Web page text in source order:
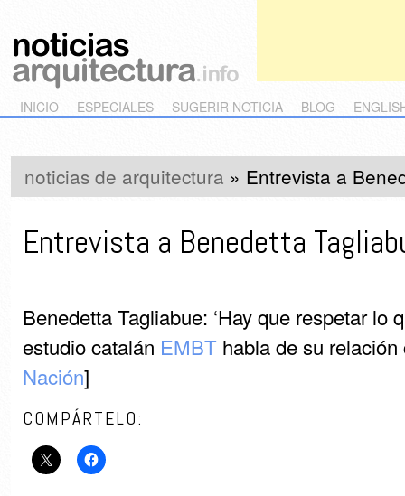
Main menu
Skip to primary content
Skip to secondary content
INICIO ESPECIALES SUGERIR NOTICIA BLOG
noticias de arquitectura » Entrevista a
Entrevista a Benedetta
Benedetta Tagliabue: ‘Hay que respetar lo
estudio catalán EMBThabla de su relación
Nación]
COMPÁRTELO: